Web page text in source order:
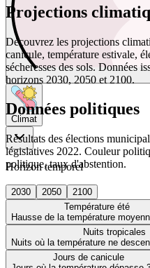
Climat
Horizon temporel
2030 2050
2100
Température été
Hausse de la température
Nuits tropicales
Nuits où la température ne
Jours de canicule
Projections
Découvrez les projections
canicule, température estivale,
sécheresses des sols. Données
horizons 2030, 2050 et 2100.
Données politiques
Résultats des élections
législatives 2022. Couleur
politique, taux d'abstention.